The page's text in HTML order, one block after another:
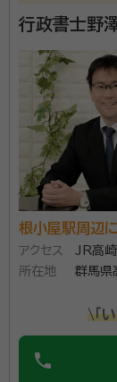
業所・東京
東京リーガルマ
にてパソコン
得） ■2007年
士事務所開業
事務所口コミ（抜粋
account_circle
食品メーカ
キャリアを歩
でも対応して
持ってもらえる
行政書士が
に素早く対応
の作成・相談
資格等： 行政書士
所属団体： 群馬県
行政書士野
根小屋駅周辺
アクセス
JR高
所在地
群馬
\「
phone